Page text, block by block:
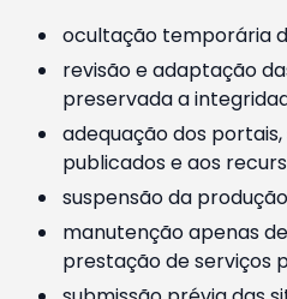
ocultação temporária
revisão e adaptação
preservada a
adequação dos
publicados e aos
suspensão da
manutenção apenas
prestação de serviços